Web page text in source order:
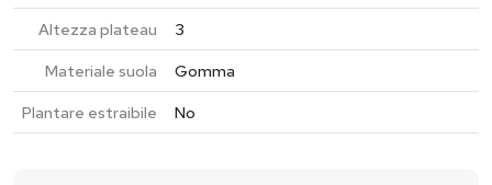
Altezza plateau
3
Materiale suola
Gomma
Plantare estraibile
No